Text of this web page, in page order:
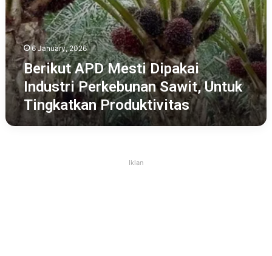
6 January, 2026
Berikut APD Mesti Dipakai
Industri Perkebunan Sawit, Untuk
Tingkatkan Produktivitas
Iklan